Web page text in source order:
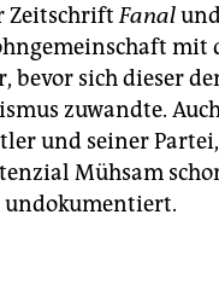
ZeitschriftFanal
mit
bevor sich dieser
zuwandte.
und seiner Partei,
Mühsam